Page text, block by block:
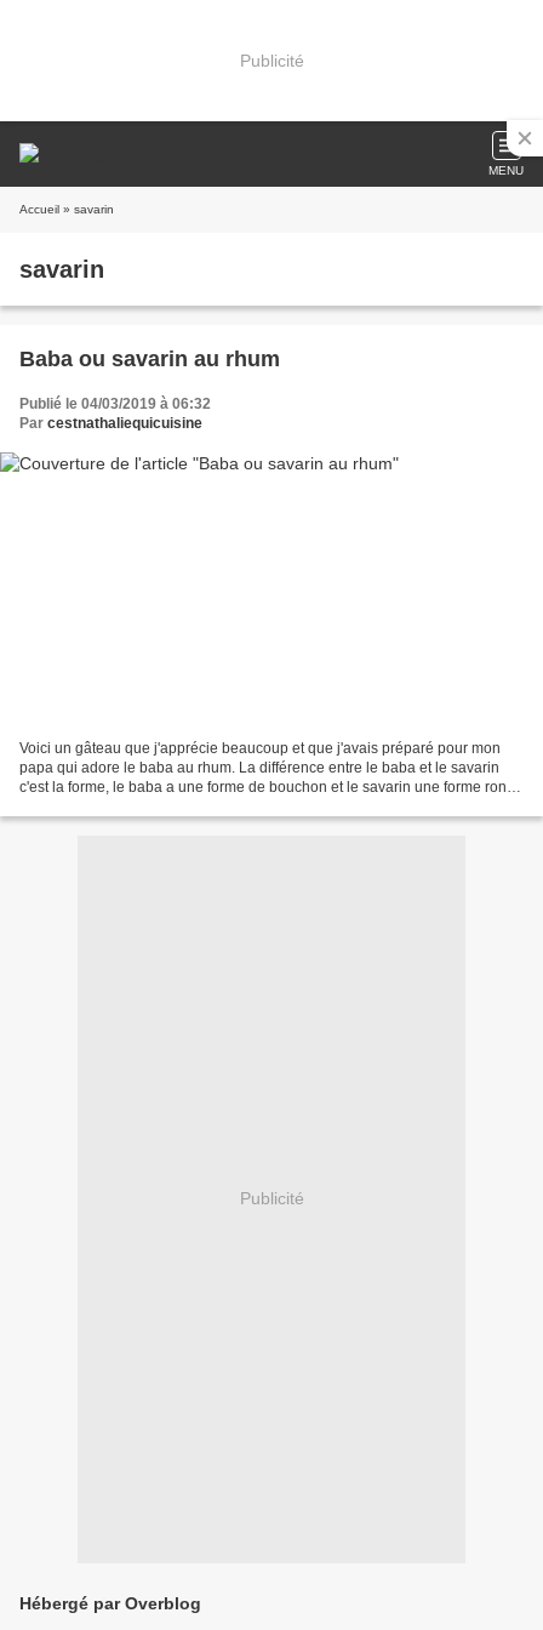
Publicité
MENU
Accueil » savarin
savarin
Baba ou savarin au rhum
Publié le 04/03/2019 à 06:32
Par cestnathaliequicuisine
Voici un gâteau que j'apprécie beaucoup et que j'avais préparé pour mon
papa qui adore le baba au rhum. La différence entre le baba et le savarin
c'est la forme, le baba a une forme de bouchon et le savarin une forme ronde
Publicité
Hébergé par Overblog